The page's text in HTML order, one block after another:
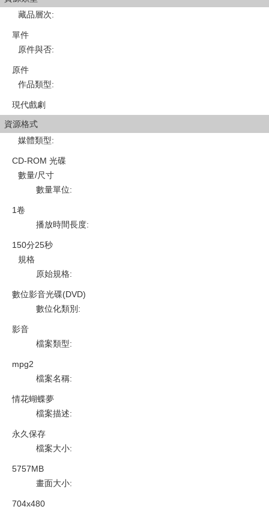
藏品層次:
單件
原件與否:
原件
作品類型:
現代戲劇
資源格式
媒體類型:
CD-ROM 光碟
數量/尺寸
數量單位:
1卷
播放時間長度:
150分25秒
規格
原始規格:
數位影音光碟(DVD)
數位化類別 :
影音
檔案類型:
mpg2
檔案名稱:
情花蝴蝶夢
檔案描述:
永久保存
檔案大小:
5757MB
畫面大小:
704x480